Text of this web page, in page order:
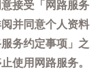
接受「网路服务
并同意个人资料
务约定事项」之
使用网路服务。